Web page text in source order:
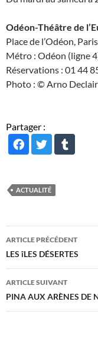
Odéon-Théâtre de
Place de l’Odéon,
Métro : Odéon (ligne
Réservations : 01 44
Photo : © Arno Declair
Partager :
ACTUALITÉ
Navigation
des
articles
ARTICLE PRÉCÉDENT
LES îLES DÉSERTES
ARTICLE SUIVANT
PINA AUX ARÈNES DE